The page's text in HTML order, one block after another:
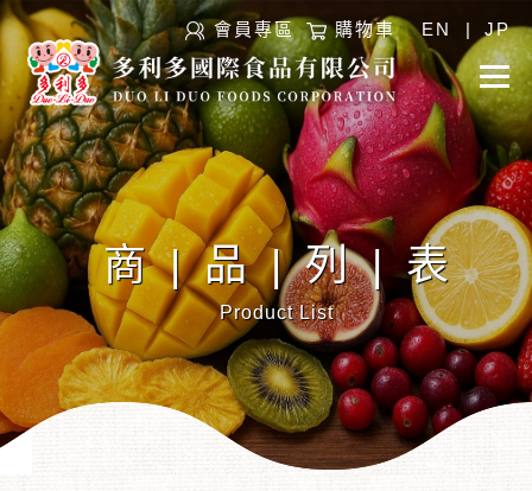
會員專區 購物車 EN JP
商|品|列|表
Product List